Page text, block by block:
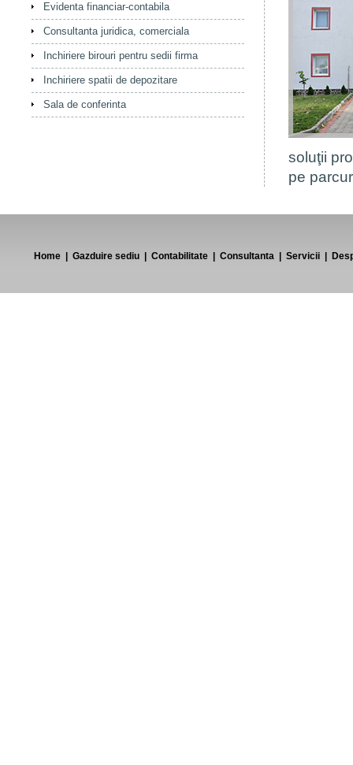
Evidenta financiar-contabila
Consultanta juridica, comerciala
Inchiriere birouri pentru sedii firma
Inchiriere spatii de depozitare
Sala de conferinta
soluţii
pe
Home Gazduire sediu Contabilitate Consultanta Servicii